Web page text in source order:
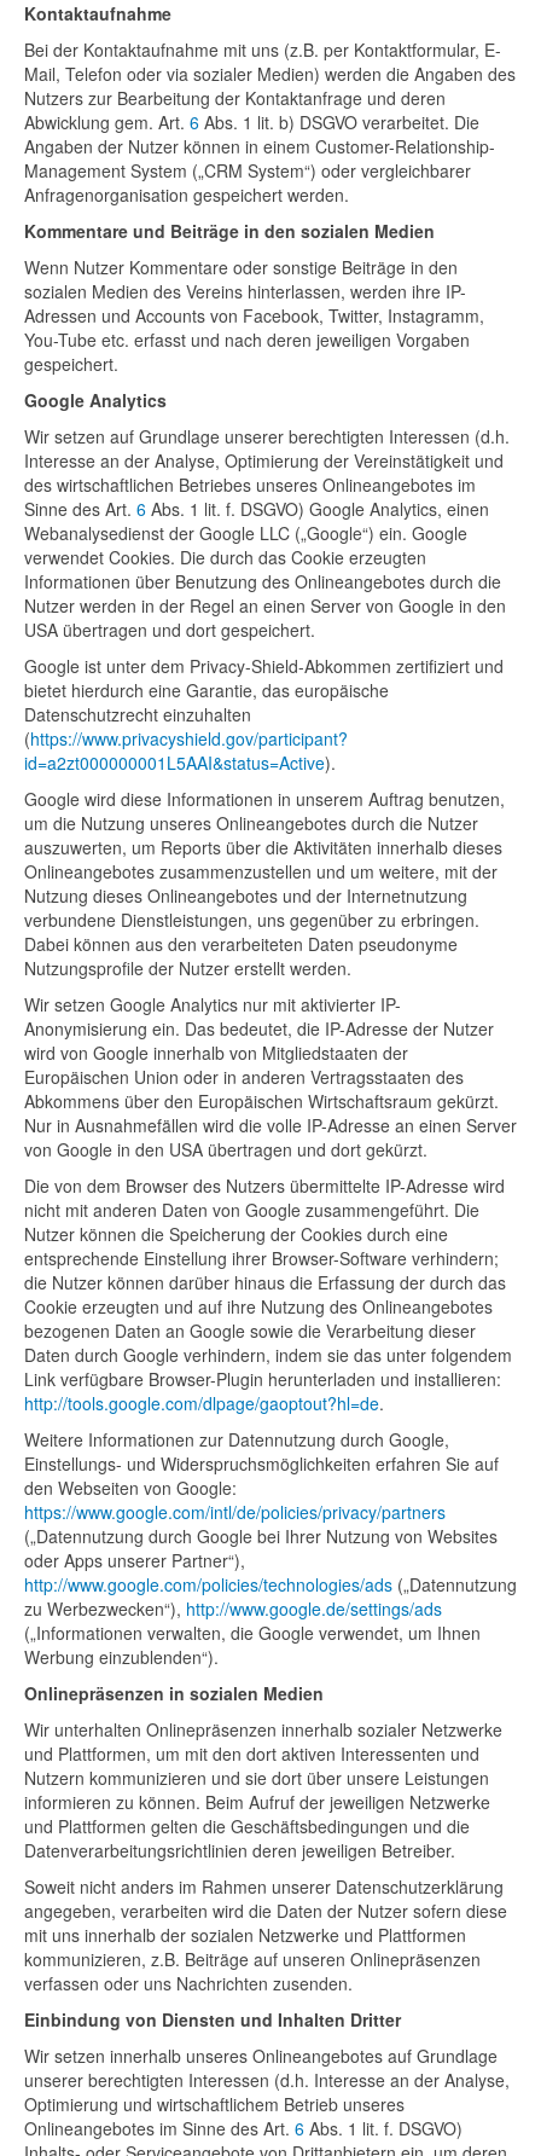
Kontaktaufnahme
Bei der Kontaktaufnahme mit uns (z.B. per Kontaktformular, E-
Mail, Telefon oder via sozialer Medien) werden die Angaben des
Nutzers zur Bearbeitung der Kontaktanfrage und deren
Abwicklung gem. Art. 6 Abs. 1 lit. b) DSGVO verarbeitet. Die
Angaben der Nutzer können in einem Customer-Relationship-
Management System („CRM System“) oder vergleichbarer
Anfragenorganisation gespeichert werden.
Kommentare und Beiträge in den sozialen Medien
Wenn Nutzer Kommentare oder sonstige Beiträge in den
sozialen Medien des Vereins hinterlassen, werden ihre IP-
Adressen und Accounts von Facebook, Twitter, Instagramm,
You-Tube etc. erfasst und nach deren jeweiligen Vorgaben
gespeichert.
Google Analytics
Wir setzen auf Grundlage unserer berechtigten Interessen (d.h.
Interesse an der Analyse, Optimierung der Vereinstätigkeit und
des wirtschaftlichen Betriebes unseres Onlineangebotes im
Sinne des Art. 6 Abs. 1 lit. f. DSGVO) Google Analytics, einen
Webanalysedienst der Google LLC („Google“) ein. Google
verwendet Cookies. Die durch das Cookie erzeugten
Informationen über Benutzung des Onlineangebotes durch die
Nutzer werden in der Regel an einen Server von Google in den
USA übertragen und dort gespeichert.
Google ist unter dem Privacy-Shield-Abkommen zertifiziert und
bietet hierdurch eine Garantie, das europäische
Datenschutzrecht einzuhalten
(https://www.privacyshield.gov/participant?
id=a2zt000000001L5AAI&status=Active).
Google wird diese Informationen in unserem Auftrag benutzen,
um die Nutzung unseres Onlineangebotes durch die Nutzer
auszuwerten, um Reports über die Aktivitäten innerhalb dieses
Onlineangebotes zusammenzustellen und um weitere, mit der
Nutzung dieses Onlineangebotes und der Internetnutzung
verbundene Dienstleistungen, uns gegenüber zu erbringen.
Dabei können aus den verarbeiteten Daten pseudonyme
Nutzungsprofile der Nutzer erstellt werden.
Wir setzen Google Analytics nur mit aktivierter IP-
Anonymisierung ein. Das bedeutet, die IP-Adresse der Nutzer
wird von Google innerhalb von Mitgliedstaaten der
Europäischen Union oder in anderen Vertragsstaaten des
Abkommens über den Europäischen Wirtschaftsraum gekürzt.
Nur in Ausnahmefällen wird die volle IP-Adresse an einen Server
von Google in den USA übertragen und dort gekürzt.
Die von dem Browser des Nutzers übermittelte IP-Adresse wird
nicht mit anderen Daten von Google zusammengeführt. Die
Nutzer können die Speicherung der Cookies durch eine
entsprechende Einstellung ihrer Browser-Software verhindern;
die Nutzer können darüber hinaus die Erfassung der durch das
Cookie erzeugten und auf ihre Nutzung des Onlineangebotes
bezogenen Daten an Google sowie die Verarbeitung dieser
Daten durch Google verhindern, indem sie das unter folgendem
Link verfügbare Browser-Plugin herunterladen und installieren:
http://tools.google.com/dlpage/gaoptout?hl=de.
Weitere Informationen zur Datennutzung durch Google,
Einstellungs- und Widerspruchsmöglichkeiten erfahren Sie auf
den Webseiten von Google:
https://www.google.com/intl/de/policies/privacy/partners
(„Datennutzung durch Google bei Ihrer Nutzung von Websites
oder Apps unserer Partner“),
http://www.google.com/policies/technologies/ads („Datennutzung
zu Werbezwecken“), http://www.google.de/settings/ads
(„Informationen verwalten, die Google verwendet, um Ihnen
Werbung einzublenden“).
Onlinepräsenzen in sozialen Medien
Wir unterhalten Onlinepräsenzen innerhalb sozialer Netzwerke
und Plattformen, um mit den dort aktiven Interessenten und
Nutzern kommunizieren und sie dort über unsere Leistungen
informieren zu können. Beim Aufruf der jeweiligen Netzwerke
und Plattformen gelten die Geschäftsbedingungen und die
Datenverarbeitungsrichtlinien deren jeweiligen Betreiber.
Soweit nicht anders im Rahmen unserer Datenschutzerklärung
angegeben, verarbeiten wird die Daten der Nutzer sofern diese
mit uns innerhalb der sozialen Netzwerke und Plattformen
kommunizieren, z.B. Beiträge auf unseren Onlinepräsenzen
verfassen oder uns Nachrichten zusenden.
Einbindung von Diensten und Inhalten Dritter
Wir setzen innerhalb unseres Onlineangebotes auf Grundlage
unserer berechtigten Interessen (d.h. Interesse an der Analyse,
Optimierung und wirtschaftlichem Betrieb unseres
Onlineangebotes im Sinne des Art. 6 Abs. 1 lit. f. DSGVO)